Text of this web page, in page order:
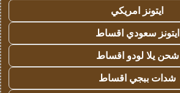
ايتونز امريكي
ايتونز سعودي اقساط
شحن يلا لودو اقساط
شدات ببجي اقساط